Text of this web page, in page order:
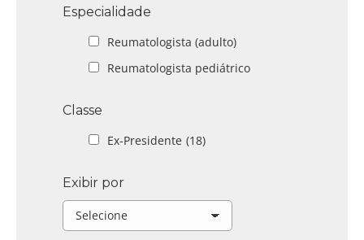
Especialidade
Reumatologista (adulto)
Reumatologista pediátrico
Classe
Ex-Presidente (18)
Exibir por